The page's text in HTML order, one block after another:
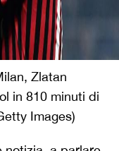
Zlatan
in 810 minuti di
Images)